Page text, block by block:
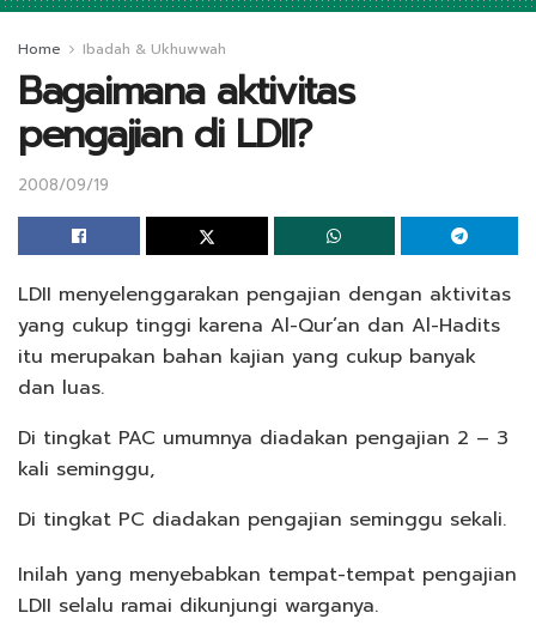
Home Ibadah & Ukhuwwah
Bagaimana aktivitas
pengajian di LDII?
2008/09/19
LDII menyelenggarakan pengajian dengan aktivitas
yang cukup tinggi karena Al-Qur’an dan Al-Hadits
itu merupakan bahan kajian yang cukup banyak
dan luas.
Di tingkat PAC umumnya diadakan pengajian 2 – 3
kali seminggu,
Di tingkat PC diadakan pengajian seminggu sekali.
Inilah yang menyebabkan tempat-tempat pengajian
LDII selalu ramai dikunjungi warganya.